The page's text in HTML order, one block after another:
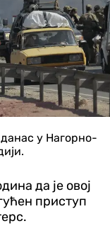
данас у Нагорно-
да је овој
приступ